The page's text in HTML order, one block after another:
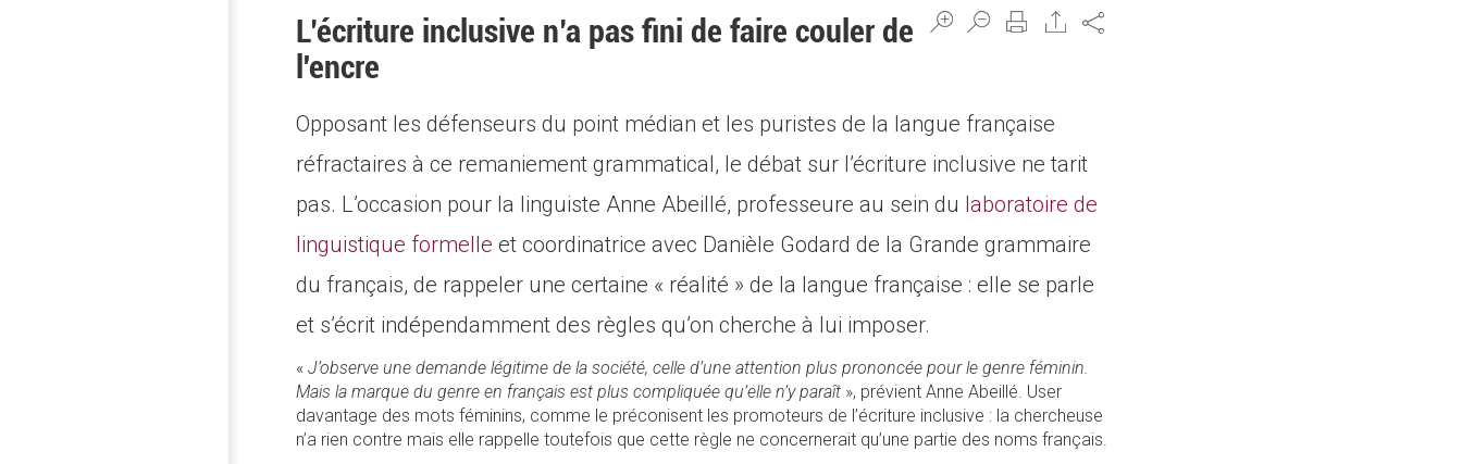
Share
L’écriture inclusive n’a pas fini de faire couler de
l'encre
Opposant les défenseurs du point médian et les puristes de la langue française
réfractaires à ce remaniement grammatical, le débat sur l’écriture inclusive ne tarit
pas. L’occasion pour la linguiste Anne Abeillé, professeure au sein du laboratoire de
linguistique formelle et coordinatrice avec Danièle Godard de la Grande grammaire
du français, de rappeler une certaine « réalité » de la langue française : elle se parle
et s’écrit indépendamment des règles qu’on cherche à lui imposer.
«J’observe une demande légitime de la société, celle d’une attention plus prononcée pour le genre féminin.
Mais la marque du genre en français est plus compliquée qu’elle n’y paraît », prévient Anne Abeillé. User
davantage des mots féminins, comme le préconisent les promoteurs de l’écriture inclusive : la chercheuse
n’a rien contre mais elle rappelle toutefois que cette règle ne concernerait qu’une partie des noms français.